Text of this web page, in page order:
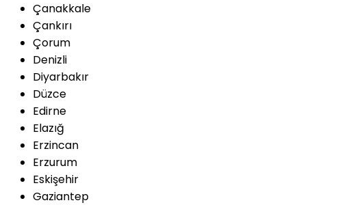
Çanakkale
Çankırı
Çorum
Denizli
Diyarbakır
Düzce
Edirne
Elazığ
Erzincan
Erzurum
Eskişehir
Gaziantep